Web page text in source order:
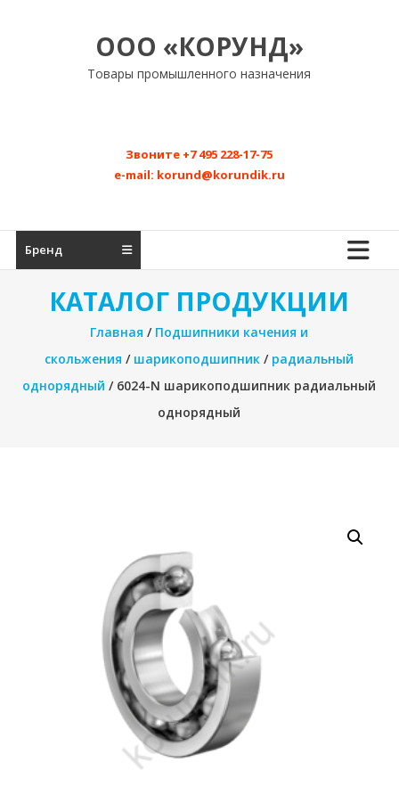
ООО «КОРУНД»
Товары промышленного назначения
Звоните +7 495 228-17-75
e-mail: korund@korundik.ru
Бренд
КАТАЛОГ ПРОДУКЦИИ
Главная / Подшипники качения и
скольжения / шарикоподшипник / радиальный
однорядный / 6024-N шарикоподшипник радиальный
однорядный